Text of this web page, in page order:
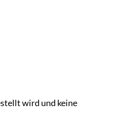
wird und keine